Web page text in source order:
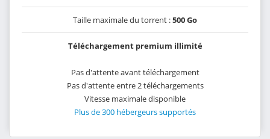
Taille maximale du torrent :500 Go
Téléchargement premium illimité
Pas d'attente avant téléchargement
Pas d'attente entre 2 téléchargements
Vitesse maximale disponible
Plus de 300 hébergeurs supportés